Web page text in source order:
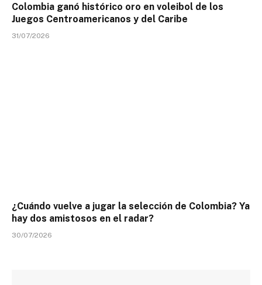
Colombia ganó histórico oro en voleibol de los
Juegos Centroamericanos y del Caribe
31/07/2026
¿Cuándo vuelve a jugar la selección de Colombia? Ya
hay dos amistosos en el radar?
30/07/2026